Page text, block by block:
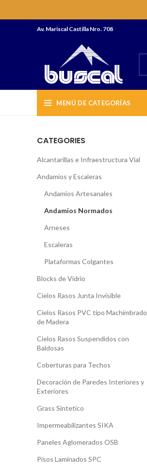
Av. Mariscal Castilla Nro. 708
MENÚ DE CATEGORÍAS
CATEGORIES
Alcantarillas e Infraestructura Vial
Andamios y Escaleras
Andamios Artesanales
Andamios Normados
Arneses
Escaleras
Plataformas Colgantes
Blocks de Vidrio
Cielos Rasos Junta Invisible
Cielos Rasos PVC tipo Machimbrado
de Madera
Cielos Rasos Suspendidos con
Baldosas
Coberturas para Techos
Decoración de Paredes Interiores y
Exteriores
Grass Sintetico
Impermeabilizantes SIKA
Paneles Aglomerados OSB
Pisos Laminados SPC